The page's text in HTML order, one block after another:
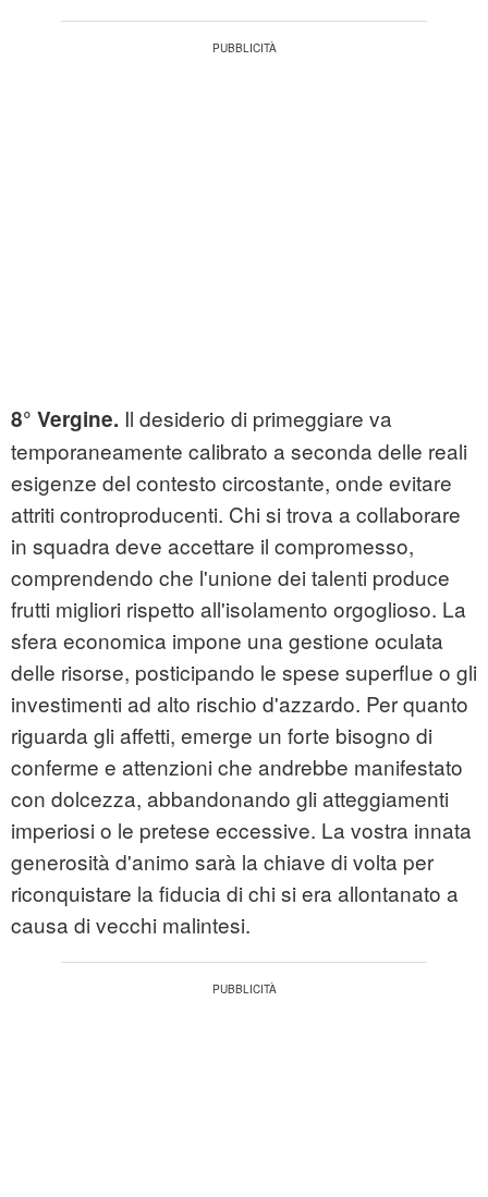
8° Vergine. Il desiderio di primeggiare va
temporaneamente calibrato a seconda delle reali
esigenze del contesto circostante, onde evitare
attriti controproducenti. Chi si trova a collaborare
in squadra deve accettare il compromesso,
comprendendo che l'unione dei talenti produce
frutti migliori rispetto all'isolamento orgoglioso. La
sfera economica impone una gestione oculata
delle risorse, posticipando le spese superflue o gli
investimenti ad alto rischio d'azzardo. Per quanto
riguarda gli affetti, emerge un forte bisogno di
conferme e attenzioni che andrebbe manifestato
con dolcezza, abbandonando gli atteggiamenti
imperiosi o le pretese eccessive. La vostra innata
generosità d'animo sarà la chiave di volta per
riconquistare la fiducia di chi si era allontanato a
causa di vecchi malintesi.